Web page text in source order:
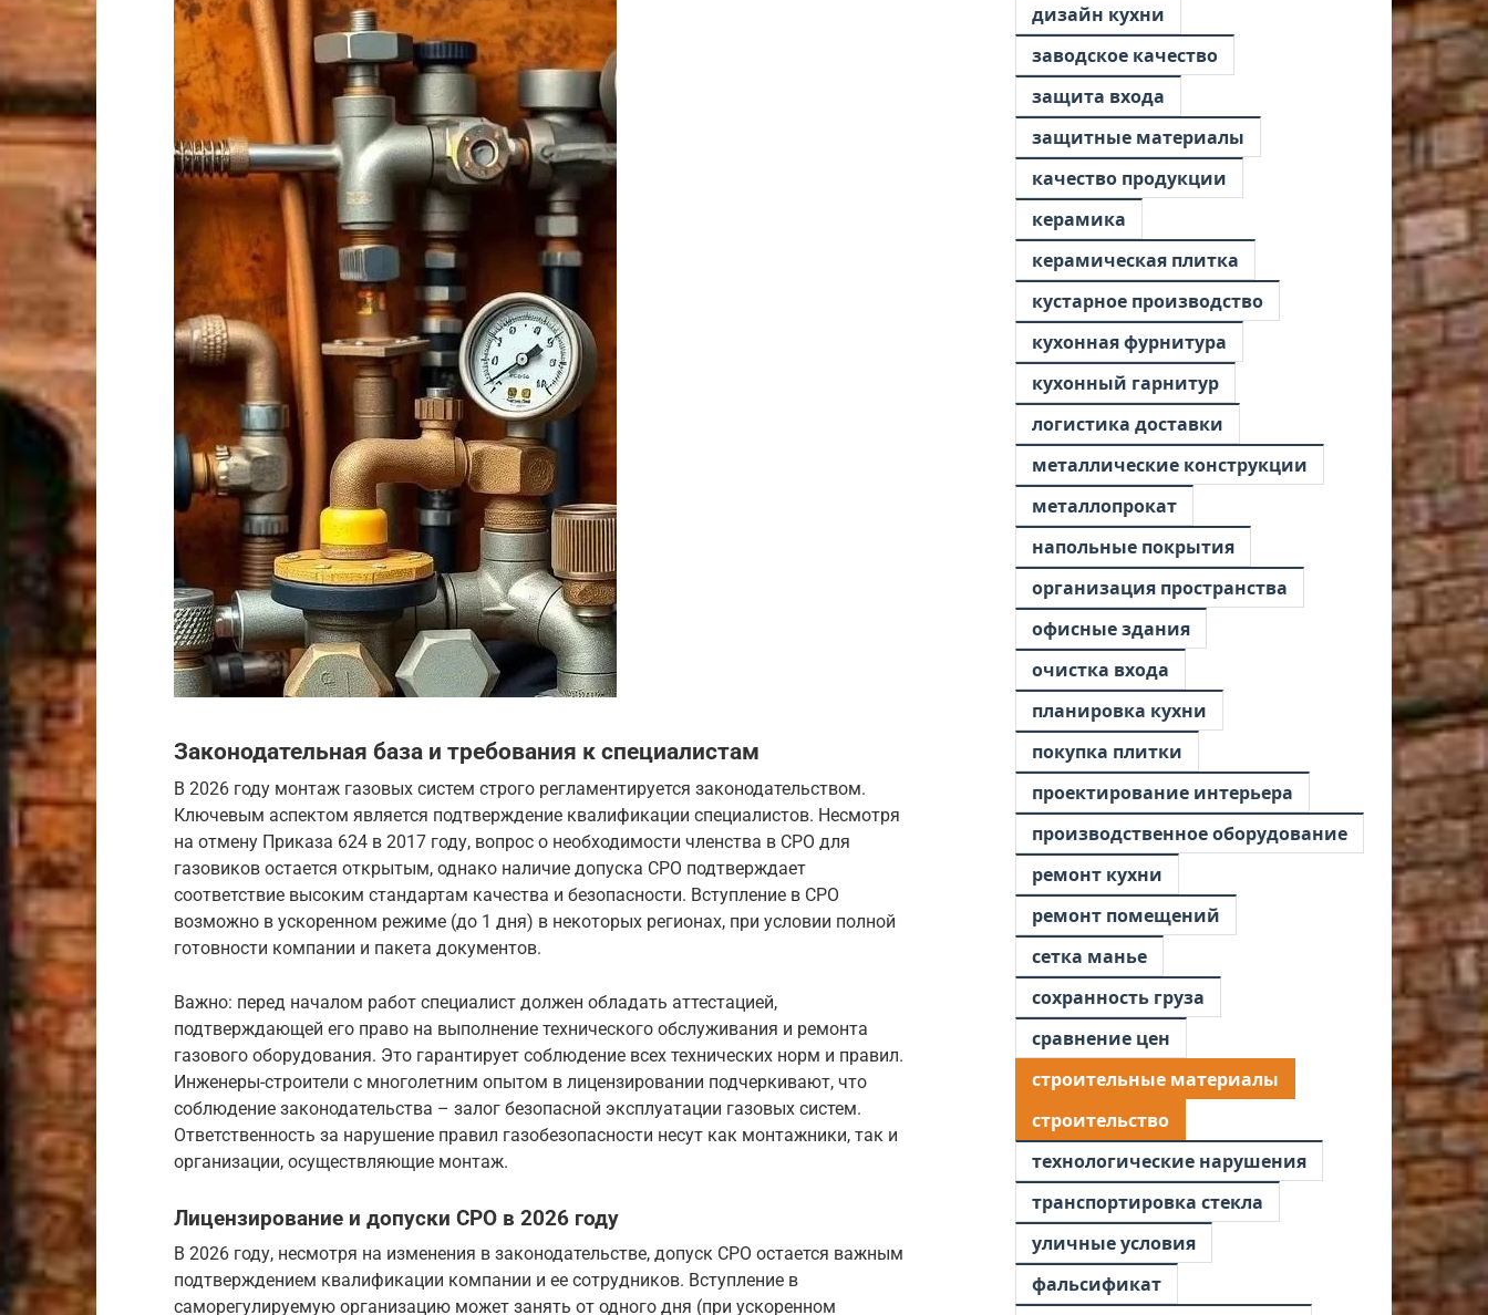
Законодательная база и требования к специалистам
В 2026 году монтаж газовых систем строго регламентируется законодательством.
Ключевым аспектом является подтверждение квалификации специалистов. Несмотря
на отмену Приказа 624 в 2017 году, вопрос о необходимости членства в СРО для
газовиков остается открытым, однако наличие допуска СРО подтверждает
соответствие высоким стандартам качества и безопасности. Вступление в СРО
возможно в ускоренном режиме (до 1 дня) в некоторых регионах, при условии полной
готовности компании и пакета документов.
Важно: перед началом работ специалист должен обладать аттестацией,
подтверждающей его право на выполнение технического обслуживания и ремонта
газового оборудования. Это гарантирует соблюдение всех технических норм и правил.
Инженеры-строители с многолетним опытом в лицензировании подчеркивают, что
соблюдение законодательства – залог безопасной эксплуатации газовых систем.
Ответственность за нарушение правил газобезопасности несут как монтажники, так и
организации, осуществляющие монтаж.
Лицензирование и допуски СРО в 2026 году
В 2026 году, несмотря на изменения в законодательстве, допуск СРО остается важным
подтверждением квалификации компании и ее сотрудников. Вступление в
саморегулируемую организацию может занять от одного дня (при ускоренном
дизайн кухни
заводское качество
защита входа
защитные материалы
качество продукции
керамика
керамическая плитка
кустарное производство
кухонная фурнитура
кухонный гарнитур
логистика доставки
металлические конструкции
металлопрокат
напольные покрытия
организация пространства
офисные здания
очистка входа
планировка кухни
покупка плитки
проектирование интерьера
производственное оборудование
ремонт кухни
ремонт помещений
сетка манье
сохранность груза
сравнение цен
строительные материалы
строительство
технологические нарушения
транспортировка стекла
уличные условия
фальсификат